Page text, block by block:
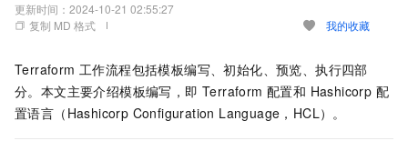
更新时间： 2024-10-21 02:55:27
复制 MD 格式
我的收藏
Terraform 工作流程包括模板编写、初始化、预览、执行四部
分。本文主要介绍模板编写，即 Terraform 配置和 Hashicorp 配
置语言（Hashicorp Configuration Language，HCL）。